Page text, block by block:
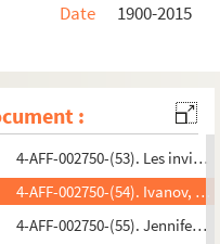
Date
1900-2015
:
4-AFF-002750-(48). Hamlet
4-AFF-002750-(50). Hop-là !
4-AFF-002750-(51). L'ignorant
4-AFF-002750-(53). Les invités
4-AFF-002750-(54). Ivanov,
4-AFF-002750-(55). Jennifer